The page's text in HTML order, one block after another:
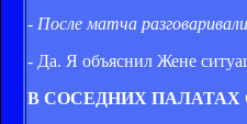
- После матча
- Да. Я объяснил Жене
В СОСЕДНИХ